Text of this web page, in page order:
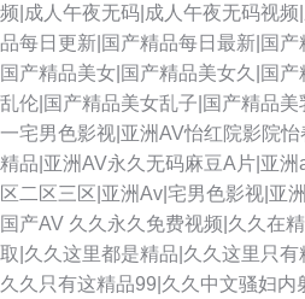
频|成人午夜无码|成人午夜无码视频
品每日更新|国产精品每日最新|国产
国产精品美女|国产精品美女久|国
乱伦|国产精品美女乱子|国产精品美
一宅男色影视|亚洲AV怡红院影院
精品|亚洲AV永久无码麻豆A片|亚
区二区三区|亚洲Av|宅男色影视|亚
国产AV 久久永久免费视频|久久在
取|久久这里都是精品|久久这里只有
久久只有这精品99|久久中文骚妇内